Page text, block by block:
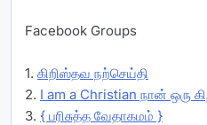
Facebook Groups
1. கிறிஸ்தவ நற்செய்தி
2. I am a Christian நான் ஒரு
3. { பரிசுத்த வேதாகமம் }